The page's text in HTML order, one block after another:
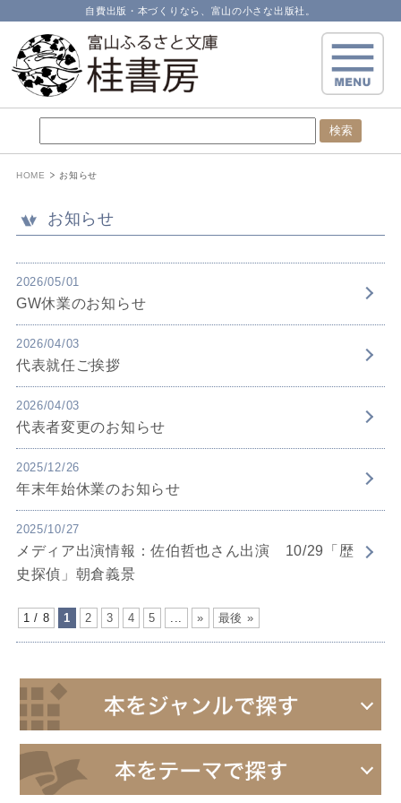
自費出版・本づくりなら、富山の小さな出版社。
HOME お知らせ
お知らせ
2026/05/01
GW休業のお知らせ
2026/04/03
代表就任ご挨拶
2026/04/03
代表者変更のお知らせ
2025/12/26
年末年始休業のお知らせ
2025/10/27
メディア出演情報：佐伯哲也さん出演 10/29「歴
史探偵」朝倉義景
1 / 8 1 2 3 4 5 ... » 最後 »